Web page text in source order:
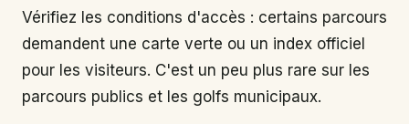
Vérifiez les conditions d'accès : certains parcours
demandent une carte verte ou un index officiel
pour les visiteurs. C'est un peu plus rare sur les
parcours publics et les golfs municipaux.